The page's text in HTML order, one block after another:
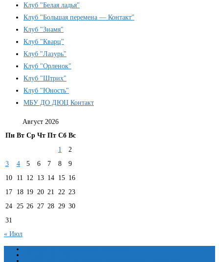
Клуб "Белая ладья"
Клуб "Большая перемена — Контакт"
Клуб "Знамя"
Клуб "Кварц"
Клуб "Лазурь"
Клуб "Орленок"
Клуб "Штрих"
Клуб "Юность"
МБУ ДО ДЮЦ Контакт
Август 2026
Пн Вт Ср Чт Пт Сб Вс
1
2
3
4 5 6 7 8
9
10
11 12 13 14 15 16
17
18 19 20 21 22 23
24 25 26 27 28 29 30
31
« Июл